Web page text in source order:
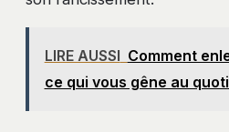
LIRE AUSSI Comment
ce qui vous gêne au